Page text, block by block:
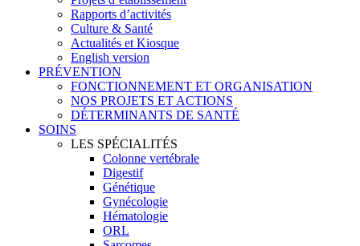
Rapports d’activités
Culture & Santé
Actualités et Kiosque
English version
PRÉVENTION
FONCTIONNEMENT ET ORGANISATION
NOS PROJETS ET ACTIONS
DÉTERMINANTS DE SANTÉ
SOINS
LES SPÉCIALITÉS
Colonne vertébrale
Digestif
Génétique
Gynécologie
Hématologie
ORL